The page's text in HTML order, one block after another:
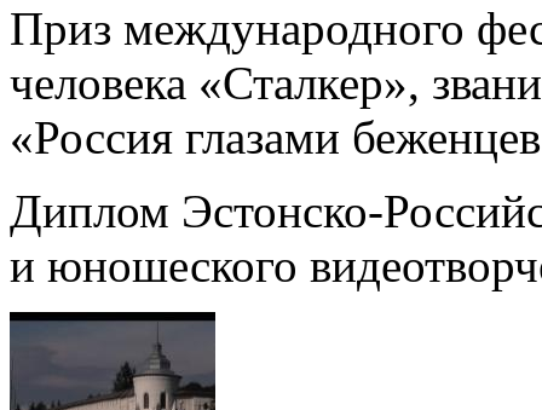
Приз международного
человека «Сталкер»,
«Россия глазами
Диплом Эстонско-
и юношеского